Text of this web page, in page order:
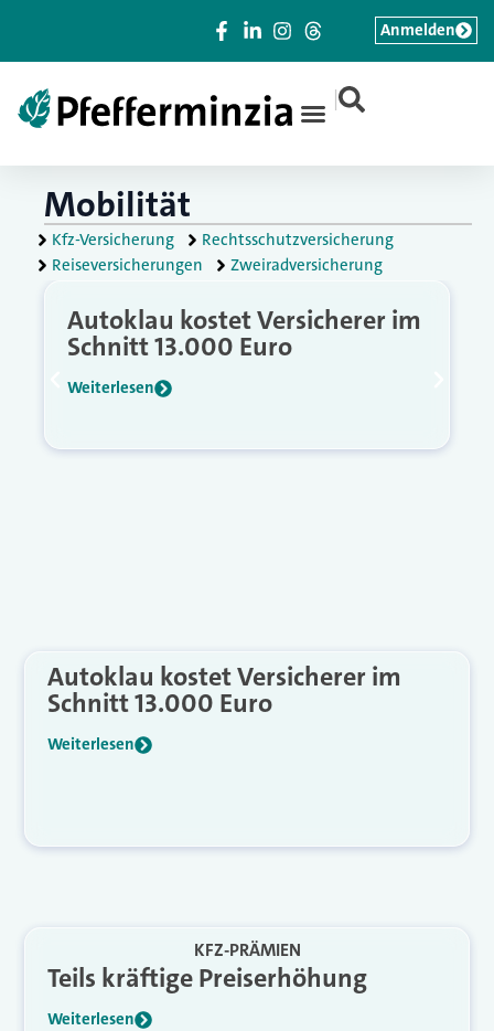
|
Anmelden
Mobilität
Kfz-Versicherung
Rechtsschutzversicherung
Reiseversicherungen
Zweiradversicherung
Autoklau kostet Versicherer im
Schnitt 13.000 Euro
Weiterlesen
Autoklau kostet Versicherer im
Schnitt 13.000 Euro
Weiterlesen
KFZ-PRÄMIEN
Teils kräftige Preiserhöhung
Weiterlesen